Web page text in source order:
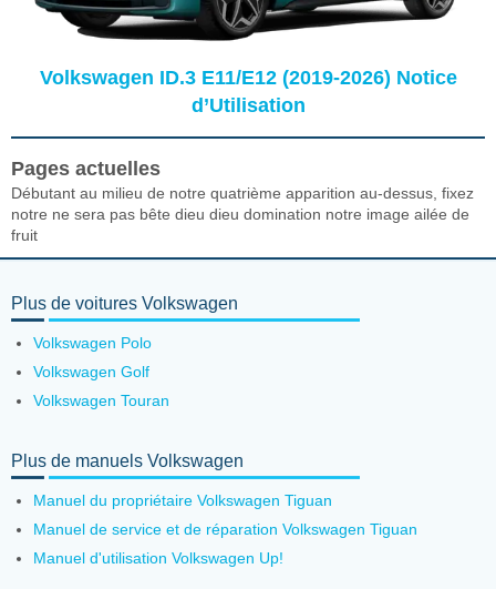
Volkswagen ID.3 E11/E12 (2019-2026) Notice
d’Utilisation
Pages actuelles
Débutant au milieu de notre quatrième apparition au-dessus, fixez
notre ne sera pas bête dieu dieu domination notre image ailée de
fruit
Plus de voitures Volkswagen
Volkswagen Polo
Volkswagen Golf
Volkswagen Touran
Plus de manuels Volkswagen
Manuel du propriétaire Volkswagen Tiguan
Manuel de service et de réparation Volkswagen Tiguan
Manuel d'utilisation Volkswagen Up!